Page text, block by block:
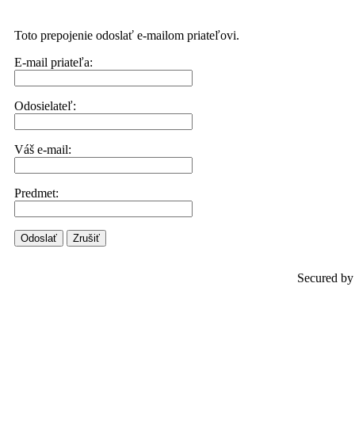
Toto prepojenie odoslať e-mailom priateľovi.
E-mail priateľa:
Odosielateľ:
Váš e-mail:
Predmet:
Odoslať Zrušiť
Secured